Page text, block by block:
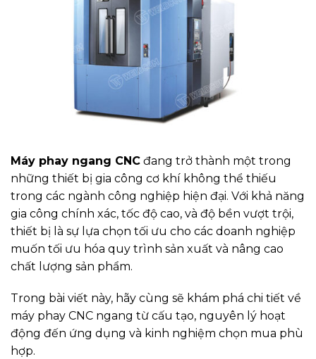
Máy phay ngang CNC đang trở thành một trong
những thiết bị gia công cơ khí không thể thiếu
trong các ngành công nghiệp hiện đại. Với khả năng
gia công chính xác, tốc độ cao, và độ bền vượt trội,
thiết bị là sự lựa chọn tối ưu cho các doanh nghiệp
muốn tối ưu hóa quy trình sản xuất và nâng cao
chất lượng sản phẩm.
Trong bài viết này, hãy cùng sẽ khám phá chi tiết về
máy phay CNC ngang từ cấu tạo, nguyên lý hoạt
động đến ứng dụng và kinh nghiệm chọn mua phù
hợp.